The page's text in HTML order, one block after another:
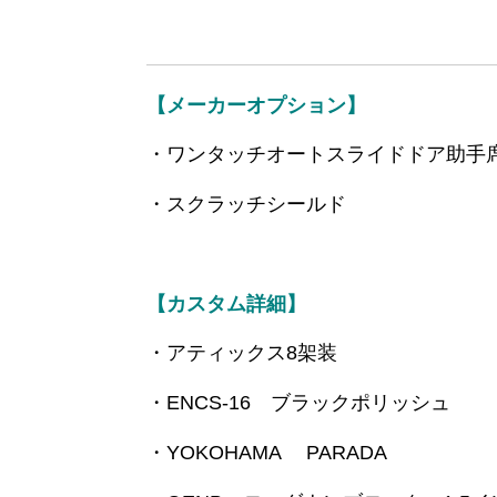
【メーカーオプション】
・ワンタッチオートスライドドア助手
・スクラッチシールド
【カスタム詳細】
・アティックス8架装
・ENCS-16 ブラックポリッシュ
・YOKOHAMA PARADA